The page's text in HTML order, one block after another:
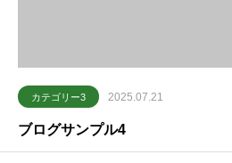
カテゴリー3 2025.07.21
ブログサンプル4